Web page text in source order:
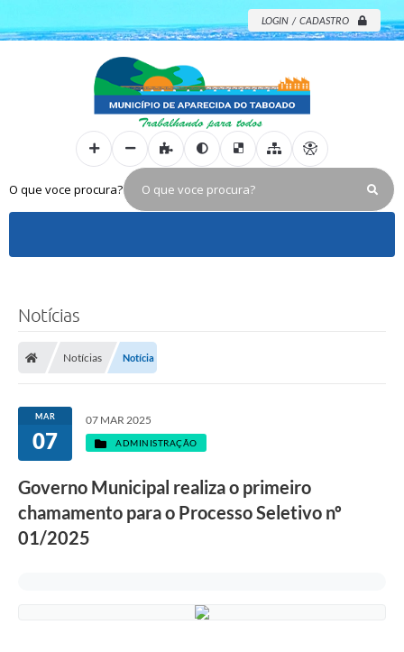
LOGIN / CADASTRO
O que voce procura?
Notícias
Notícias Notícia
MAR
07
07 MAR 2025
ADMINISTRAÇÃO
Governo Municipal realiza o primeiro
chamamento para o Processo Seletivo nº
01/2025